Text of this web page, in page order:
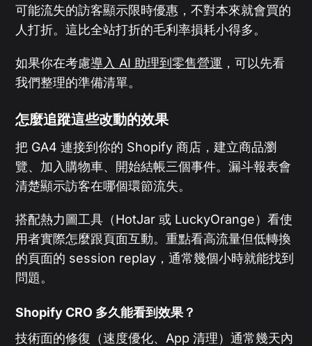
可能流失的訪客顯示限時優惠，不對本來就會買的
人打折。這比全站打折的毛利率損耗小得多。
如果你在考慮導入 AI 助理到零售營運 ，可以先看
我們整理的準備清單。
怎麼追蹤這些改動的效果
把 GA4 連接到你的 Shopify 商店，建立商品瀏
覽、加入購物車、開始結帳三個事件。漏斗報表會
清楚顯示訪客在哪個環節流失。
搭配熱力圖工具（HotJar 或 LuckyOrange）看使
用者實際怎麼跟頁面互動。重點看高流量但低轉換
的頁面的 session replay，通常幾個小時就能找到
問題。
Shopify CRO 多久能看到效果？
技術面的修復（速度優化、App 清理）通常幾天內